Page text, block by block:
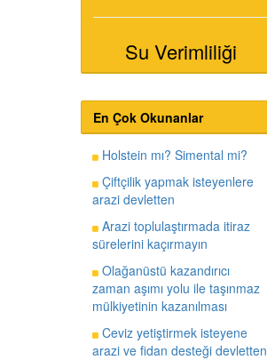
Su Verimliliği
En Çok Okunanlar
Holstein mı? Simental mi?
Çiftçilik yapmak isteyenlere
arazi devletten
Arazi toplulaştırmada itiraz
sürelerini kaçırmayın
Olağanüstü kazandırıcı
zaman aşımı yolu ile taşınmaz
mülkiyetinin kazanılması
Ceviz yetiştirmek isteyene
arazi ve fidan desteği devletten